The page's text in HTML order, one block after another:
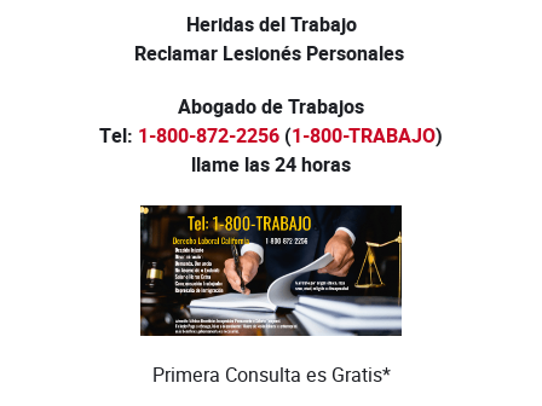
Heridas del Trabajo
Reclamar Lesionés Personales
Abogado de Trabajos
Tel: 1-800-872-2256 (1-800-TRABAJO)
llame las 24 horas
Primera Consulta es Gratis*